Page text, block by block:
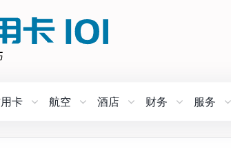
卡 航空 酒店 财务 服务